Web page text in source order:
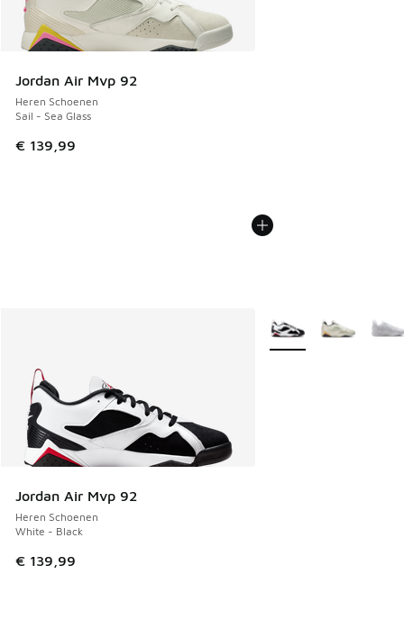
Jordan Air Mvp 92
Heren Schoenen
Sail - Sea Glass
€ 139,99
Jordan Air Mvp 92
Heren Schoenen
White - Black
€ 139,99
Meer kleuren